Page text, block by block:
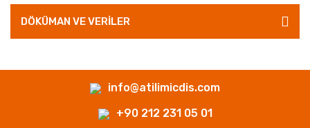
DÖKÜMAN VE VERİLER
info@atilimicdis.com
+90 212 231 05 01